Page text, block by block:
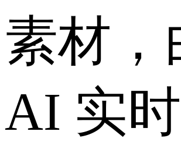
素材，
AI 实